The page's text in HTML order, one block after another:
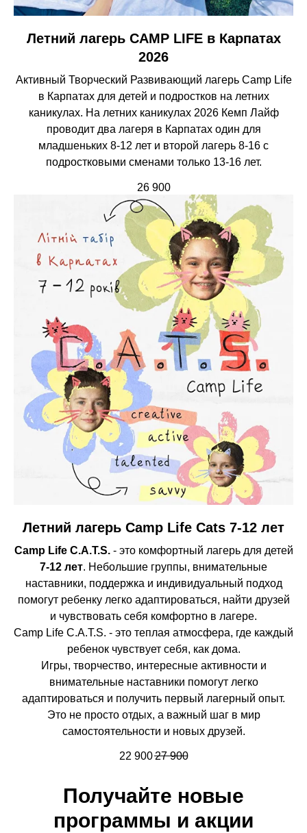
Летний лагерь CAMP LIFE в Карпатах
2026
Активный Творческий Развивающий лагерь Camp Life
в Карпатах для детей и подростков на летних
каникулах. На летних каникулах 2026 Кемп Лайф
проводит два лагеря в Карпатах один для
младшеньких 8-12 лет и второй лагерь 8-16 с
подростковыми сменами только 13-16 лет.
26 900
Летний лагерь Camp Life Cats 7-12 лет
Camp Life C.A.T.S.- это комфортный лагерь для детей
7-12 лет. Небольшие группы, внимательные
наставники, поддержка и индивидуальный подход
помогут ребенку легко адаптироваться, найти друзей
и чувствовать себя комфортно в лагере.
Camp Life C.A.T.S. - это теплая атмосфера, где каждый
ребенок чувствует себя, как дома.
Игры, творчество, интересные активности и
внимательные наставники помогут легко
адаптироваться и получить первый лагерный опыт.
Это не просто отдых, а важный шаг в мир
самостоятельности и новых друзей.
22 90027 900
Получайте новые
программы и акции